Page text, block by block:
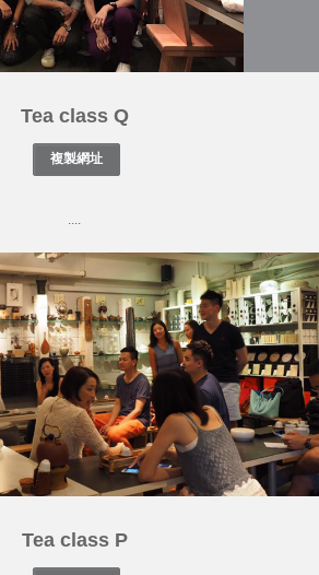
Tea class Q
....
Tea class P